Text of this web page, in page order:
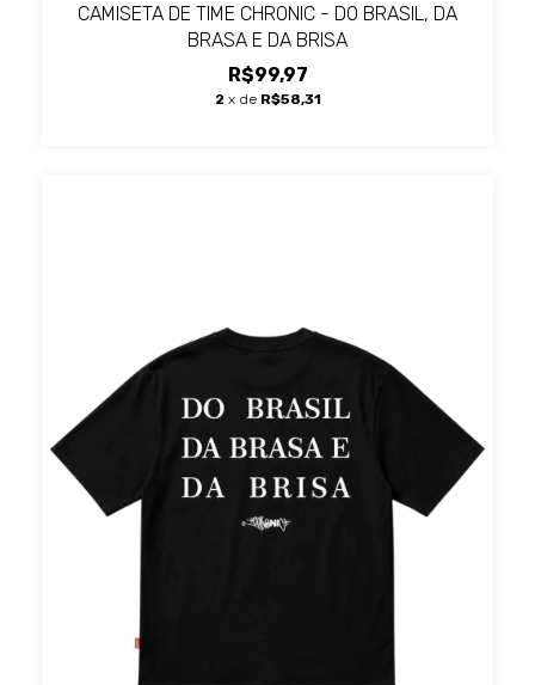
CAMISETA DE TIME CHRONIC - DO BRASIL, DA
BRASA E DA BRISA
R$99,97
2 x de R$58,31